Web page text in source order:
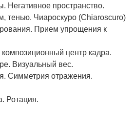
Негативное пространство.
тенью. Чиароскуро (Chiaroscuro)
Прием упрощения к
композиционный центр кадра.
Визуальный вес.
Симметрия отражения.
Ротация.